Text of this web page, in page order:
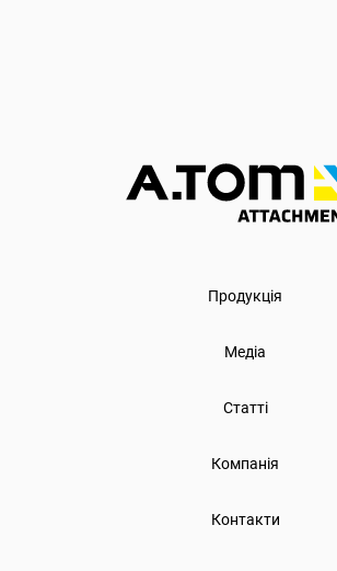
Продукція
Медіа
Статті
Компанія
Контакти